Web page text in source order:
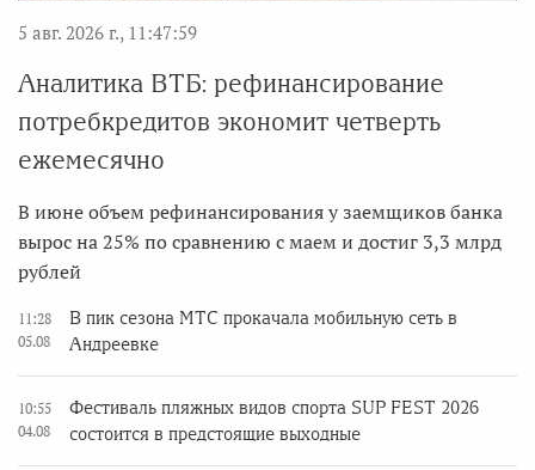
5 авг. 2026 г., 11:47:59
Аналитика ВТБ: рефинансирование
потребкредитов экономит четверть
ежемесячно
В июне объем рефинансирования у заемщиков банка
вырос на 25% по сравнению с маем и достиг 3,3 млрд
рублей
11:28
05.08
В пик сезона МТС прокачала мобильную сеть в
Андреевке
10:55
04.08
Фестиваль пляжных видов спорта SUP FEST 2026
состоится в предстоящие выходные